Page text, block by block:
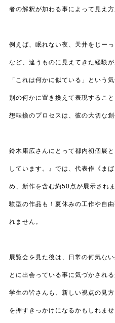
者の解釈が加わる事によって見え方
例えば、眠れない夜、天井をじー
など、違うものに見えてきた経験
「これは何かに似ている」という
別の何かに置き換えて表現するこ
想転換のプロセスは、彼の大切な創
鈴木康広さんにとって都内初個展
しています。』では、代表作《ま
め、新作を含む約50点が展示され
験型の作品も！夏休みの工作や自
れません。
展覧会を見た後は、日常の何気な
とに出会っている事に気づかされ
学生の皆さんも、新しい視点の見
を押すきっかけになるかもしれま